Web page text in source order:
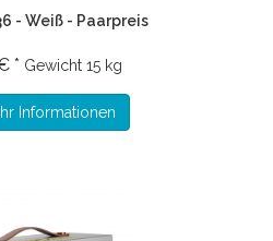
- Weiß - Paarpreis
* Gewicht 15 kg
Informationen